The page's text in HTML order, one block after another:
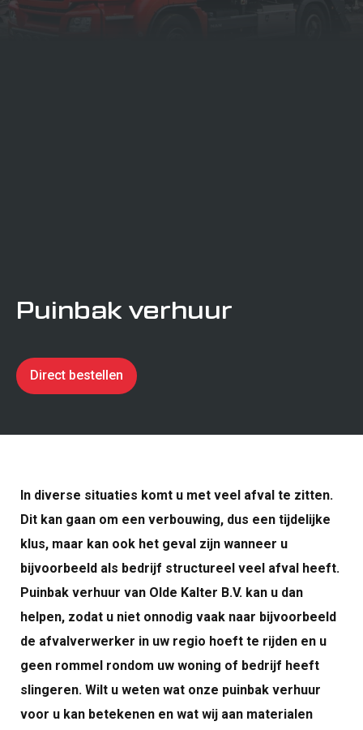
Verhuur
Puinbak verhuur
Direct bestellen
In diverse situaties komt u met veel afval te zitten.
Dit kan gaan om een verbouwing, dus een tijdelijke
klus, maar kan ook het geval zijn wanneer u
bijvoorbeeld als bedrijf structureel veel afval heeft.
Puinbak verhuur van Olde Kalter B.V. kan u dan
helpen, zodat u niet onnodig vaak naar bijvoorbeeld
de afvalverwerker in uw regio hoeft te rijden en u
geen rommel rondom uw woning of bedrijf heeft
slingeren. Wilt u weten wat onze puinbak verhuur
voor u kan betekenen en wat wij aan materialen